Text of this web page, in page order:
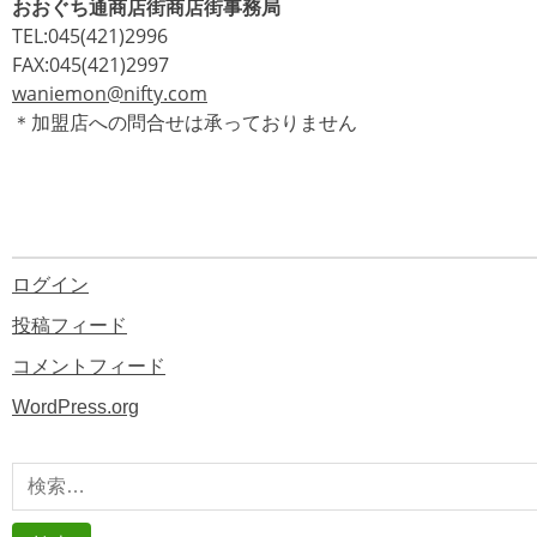
おおぐち通商店街商店街事務局
TEL:045(421)2996
FAX:045(421)2997
waniemon@nifty.com
＊加盟店への問合せは承っておりません
ログイン
投稿フィード
コメントフィード
WordPress.org
検
索: